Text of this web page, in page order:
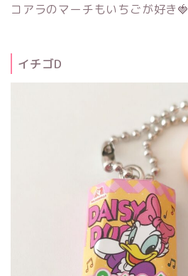
コアラのマーチもいちごが好き🍓
イチゴD